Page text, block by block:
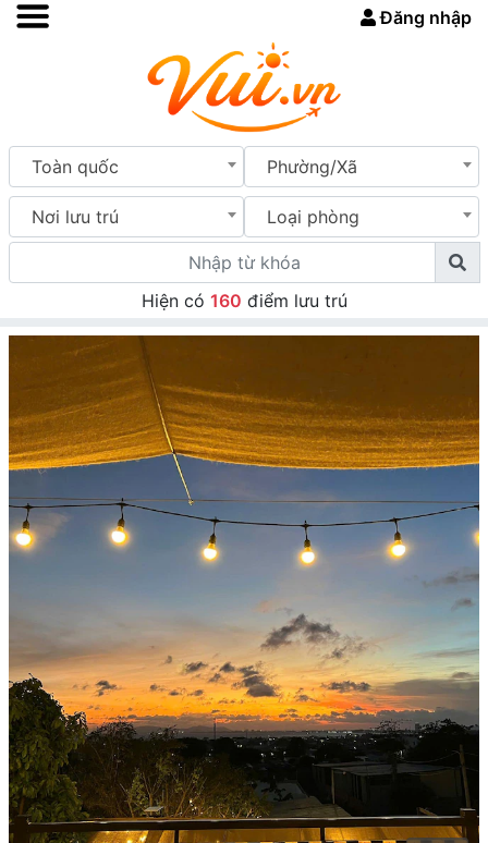
Đăng nhập
Toàn quốc Phường/Xã
Nơi lưu trú Loại phòng
Hiện có 160 điểm lưu trú